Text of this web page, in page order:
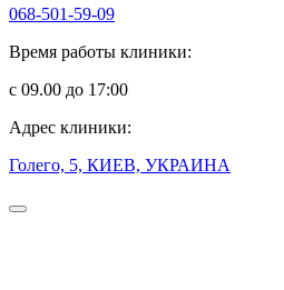
068-501-59-09
Время работы клиники:
с 09.00 до 17:00
Адрес клиники:
Голего, 5, КИЕВ, УКРАИНА